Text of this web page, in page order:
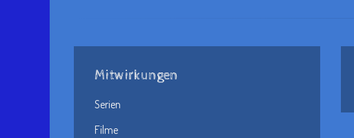
Mitwirkungen
Serien
Filme